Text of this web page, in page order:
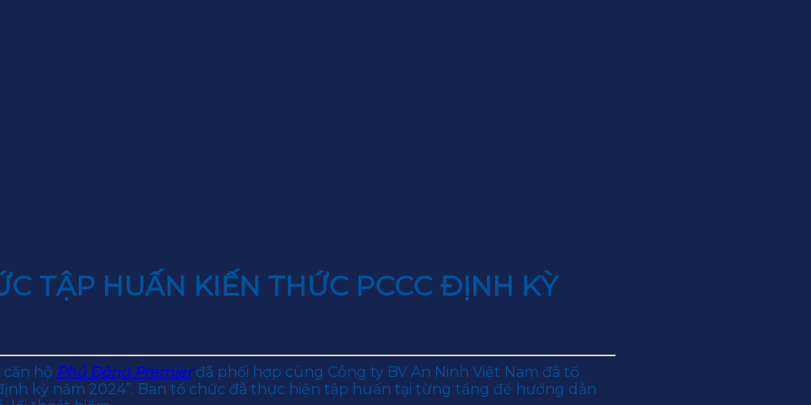
TẬP HUẤN KIẾN THỨC PCCC ĐỊNH KỲ
hộ Phú Đông Premierđã phối hợp cùng Công ty BV An Ninh Việt Nam đã tổ
kỳ năm 2024”. Ban tổ chức đã thực hiện tập huấn tại từng tầng để hướng dẫn